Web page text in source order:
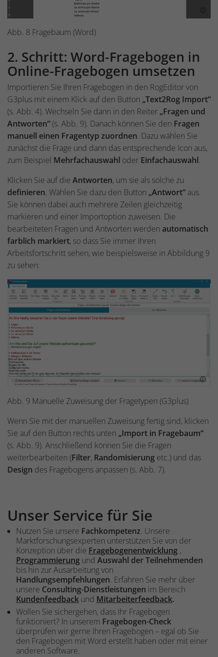
Abb. 8 Fragebaum (Word)
2. Schritt: Word-Fragebogen in
Online-Fragebogen umsetzen
Importieren Sie Ihren Fragebogen in den RogEditor von
G3plus mit einem Klick auf den Button „Text2Rog Import“
(s. Abb. 4). Wechseln Sie dann in den Reiter „Fragen und
Antworten“(s. Abb. 9). Danach können Sie den Fragen
manuell einen Fragentyp zuordnen. Dazu wählen Sie
zunächst die Frage und dann das entsprechende Icon aus,
zum Beispiel Mehrfachauswahl oder Einfachauswahl.
Klicken Sie auf die Antworten, um sie als solche zu
definieren. Wählen Sie dazu den Button „Antwort“ aus.
Sie können dabei auch mehrere Zeilen gleichzeitig
markieren und einer Importoption zuweisen. Die
bearbeiteten Fragen und Antworten werden automatisch
farblich markiert, so dass Sie immer Ihren
Arbeitsfortschritt sehen, wie beispielsweise in Abbildung 9
zu sehen:
Abb. 9 Manuelle Zuweisung der Fragetypen (G3plus)
Wenn Sie mit der manuellen Zuweisung fertig sind, klicken
Sie auf den Button rechts unten „Import in Fragebaum“
(s. Abb. 9). Anschließend können Sie die Fragen
weiterbearbeiten (Filter, Randomisierung etc.) und das
Design des Fragebogens anpassen (s. Abb. 7).
Unser Service für Sie
Nutzen Sie unsere Fachkompetenz. Unsere
Marktforschungsexperten unterstützen Sie von der
Konzeption über die Fragebogenentwicklung ,
Programmierung und Auswahl der Teilnehmenden
bis hin zur Ausarbeitung von
Handlungsempfehlungen. Erfahren Sie mehr über
unsere Consulting-Dienstleistungen im Bereich
Kundenfeedback und Mitarbeiterfeedback.
Wollen Sie sichergehen, dass Ihr Fragebogen
funktioniert? In unserem Fragebogen-Check
überprüfen wir gerne Ihren Fragebogen – egal ob Sie
den Fragebogen mit Word erstellt haben oder mit einer
anderen Software.